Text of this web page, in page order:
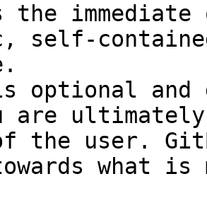
the
self-
optional and
are
the user.
what